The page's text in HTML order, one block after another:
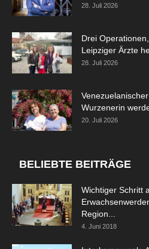
28. Juli 2026
Drei
Leipziger Ärzte
28. Juli 2026
Wurzenerin
20. Juli 2026
BELIEBTE BEITRÄGE
Wichtiger Schritt
Region...
4. Juni 2018